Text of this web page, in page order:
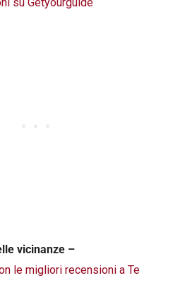
vicinanze –
le migliori recensioni a Te